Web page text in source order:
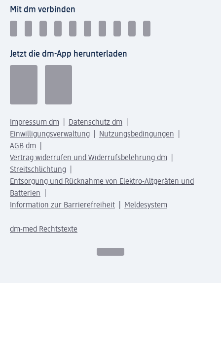
Mit dm verbinden
Jetzt die dm-App herunterladen
Impressum dm
Datenschutz dm
Einwilligungsverwaltung
Nutzungsbedingungen
AGB dm
Vertrag widerrufen und Widerrufsbelehrung dm
Streitschlichtung
Entsorgung und Rücknahme von Elektro-Altgeräten und
Batterien
Information zur Barrierefreiheit
Meldesystem
dm-med Rechtstexte